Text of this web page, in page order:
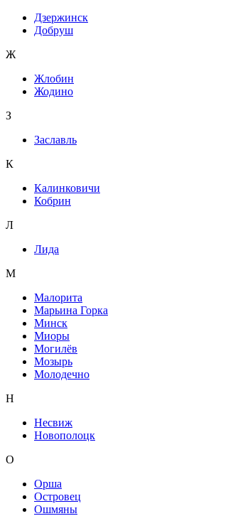
Дзержинск
Добруш
Ж
Жлобин
Жодино
З
Заславль
К
Калинковичи
Кобрин
Л
Лида
М
Малорита
Марьина Горка
Минск
Миоры
Могилёв
Мозырь
Молодечно
Н
Несвиж
Новополоцк
О
Орша
Островец
Ошмяны